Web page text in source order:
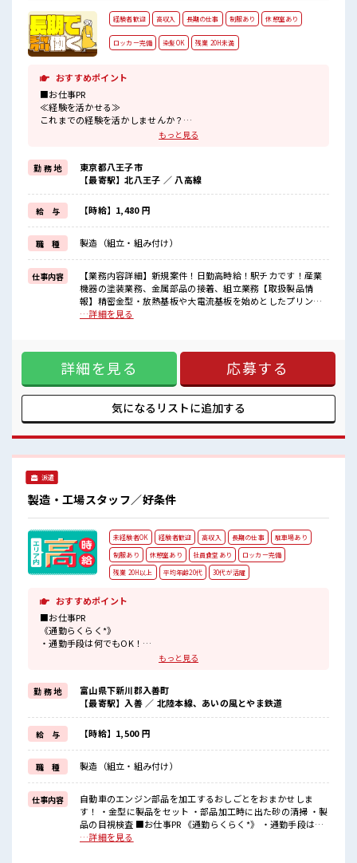
経験者歓迎 高収入 長期の仕事 制服あり 休憩室あり
ロッカー完備 染髪OK 残業 20H未満
おすすめポイント
■お仕事PR
≪経験を活かせる≫
これまでの経験を活かしませんか？
≪無理なくお給料に残業代を上乗せ≫
残業は月20時間未満で、
ほどよく稼げます♪
≪髪色自由で自分らしく働く≫
明るすぎたり奇抜でなければ基本的に自由！
(規定有)≪ラクラク制服アリ≫
制服があるので、
毎日の服装の悩み解消♪
≪収入アップを目指せる≫
高時給だらけの派遣のお仕事です！
■職場の雰囲気
明るすぎたり奇抜過ぎなければヘアカラーOK！
職場にはロッカー完備！
私物の置きすぎには注意が必要ですね★
もっと見る
勤 務 地
東京都八王子市
【最寄駅】北八王子 ／ 八高線
給 与 【時給】1,480 円
職 種 製造（組立・組み付け）
仕事内容
【業務内容詳細】新規案件！日勤高時給！駅チカです！産業
機器の塗装業務、金属部品の接着、組立業務【取扱製品情
報】精密金型・放熱基板や大電流基板を始めとしたプリント
配線基板の部品 ■お仕事PR ≪経験を活かせる≫ これまでの経
乗せ≫ 残業は月20時間未満で、 ほどよく稼げます♪ ≪髪色自
由で自分らしく働く≫ 明るすぎたり奇抜でなければ基本的に
自由！ (規定有)≪ラクラク制服アリ≫ 制服があるので、 毎日
の服装の悩み解消♪ ≪収入アップを目指せる≫ 高時給だらけ
の派遣のお仕事です！ ■職場の雰囲気 明るすぎたり奇抜過ぎ
なければヘアカラーOK！ 休憩室で楽しくおしゃべり！ スト
が必要ですね★
…詳細を見る
詳細を見る 応募する
気になるリストに追加する
派遣
製造・工場スタッフ／好条件
未経験者OK 経験者歓迎 高収入 長期の仕事
駐車場あり
制服あり
休憩室あり 社員食堂あり
ロッカー完備
残業 20H以上
平均年齢20代 30代が活躍
おすすめポイント
■お仕事PR
《通勤らくらく*》
・通勤手段は何でもOK！
・無料駐車場完備なのでマイカー通勤可能♪
・高時給1500円から！
・残業30時間程度あるので残業代でしっかり稼げる！
《働く環境◎》
・一人一台冷風機完備！
・夏場は1日一本飲み物の支給もあります♪
・未経験歓迎★
・先輩や社員の方は丁寧に指導してくれるので安心♪
・専門知識が身に付きスキルアップも可能！
・業務フローもわかりやすい！
・制服貸与ありで服装に困らない〇・シャワー室もあるので仕事終
わりにサッパリできる！
■職場の雰囲気
もっと見る
勤 務 地
富山県下新川郡入善町
【最寄駅】入善 ／ 北陸本線、あいの風とやま鉄道
給 与 【時給】1,500 円
職 種 製造（組立・組み付け）
仕事内容
自動車のエンジン部品を加工するおしごとをおまかせしま
す！ ・金型に製品をセット ・部品加工時に出た砂の清掃 ・製
品の目視検査 ■お仕事PR 《通勤らくらく*》 ・通勤手段は何
でもOK！ ・無料駐車場完備なのでマイカー通勤可能♪ 《好
…詳細を見る